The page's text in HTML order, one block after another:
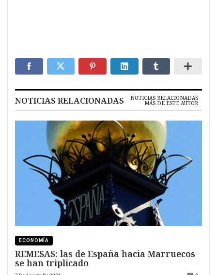
NOTICIAS RELACIONADAS NOTICIAS RELACIONADAS
MÁS DE ESTE AUTOR
ECONOMÍA
REMESAS: las de España hacia Marruecos
se han triplicado